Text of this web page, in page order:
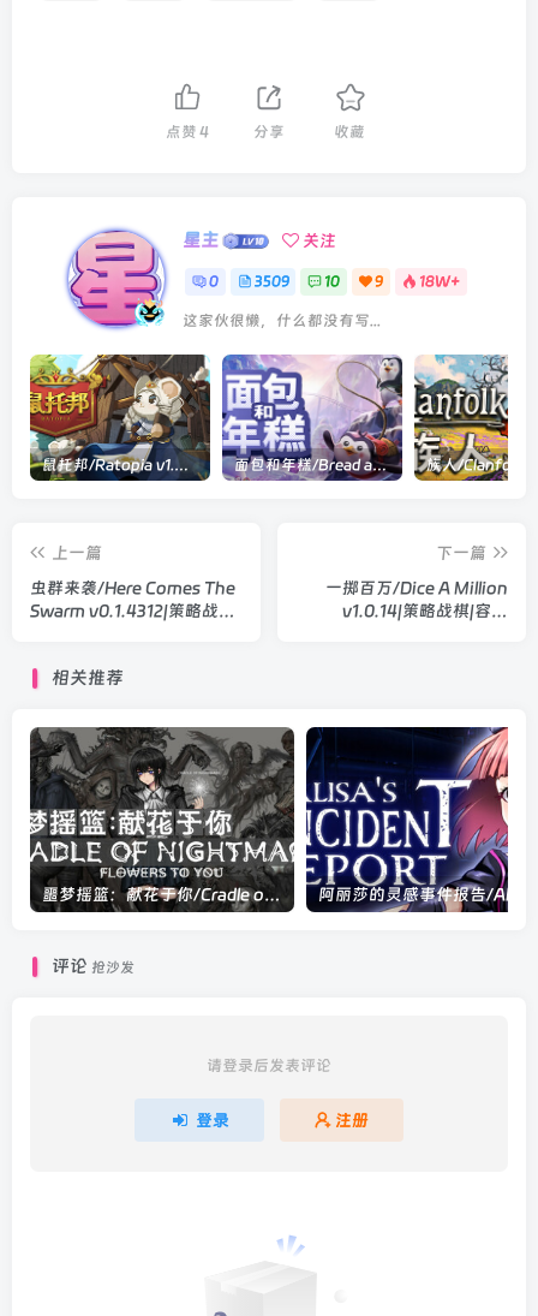
点赞 4 分享 收藏
星主 关注
0 3509 10 9 18W+
这家伙很懒，什么都没有写...
鼠托邦/Ratopia v1.0.0530|策略模拟|容量2.9GB|官方中文版 面包和年糕/Bread and Fred Build.21411256|动作冒险|容量1.1GB|官方中文版
上一篇
虫群来袭/Here Comes The
Swarm v0.1.4312|策略战棋|
下一篇
一掷百万/Dice A Million
v1.0.14|策略战棋|容量
相关推荐
噩梦摇篮：献花于你/Cradle of Nightmare : Flowers to you Build.22847587|角色扮演|容量1.8GB|官方中文版
评论 抢沙发
请登录后发表评论
登录 注册